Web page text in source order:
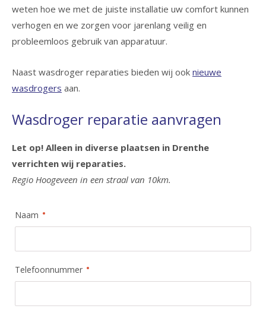
weten hoe we met de juiste installatie uw comfort kunnen
verhogen en we zorgen voor jarenlang veilig en
probleemloos gebruik van apparatuur.
Naast wasdroger reparaties bieden wij ook nieuwe
wasdrogers aan.
Wasdroger reparatie aanvragen
Let op! Alleen in diverse plaatsen in Drenthe
verrichten wij reparaties.
Regio Hoogeveen in een straal van 10km.
Naam
Telefoonnummer